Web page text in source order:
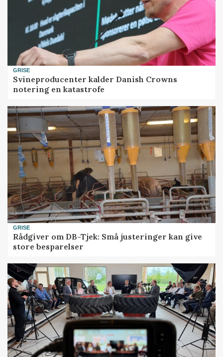
GRISE
Svineproducenter kalder Danish Crowns
notering en katastrofe
GRISE
Rådgiver om DB-Tjek: Små justeringer kan give
store besparelser